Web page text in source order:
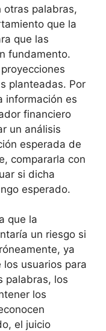
otras palabras,
que la
que las
fundamento.
planteadas. Por
información es
financiero
un análisis
esperada de
compararla con
si dicha
esperado.
que la
un riesgo si
ya
usuarios para
palabras, los
los
el juicio